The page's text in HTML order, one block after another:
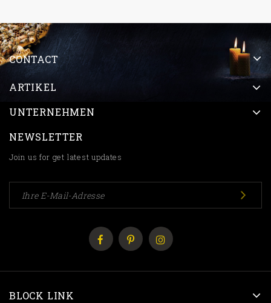
CONTACT
ARTIKEL
UNTERNEHMEN
NEWSLETTER
Join us for get latest updates
BLOCK LINK